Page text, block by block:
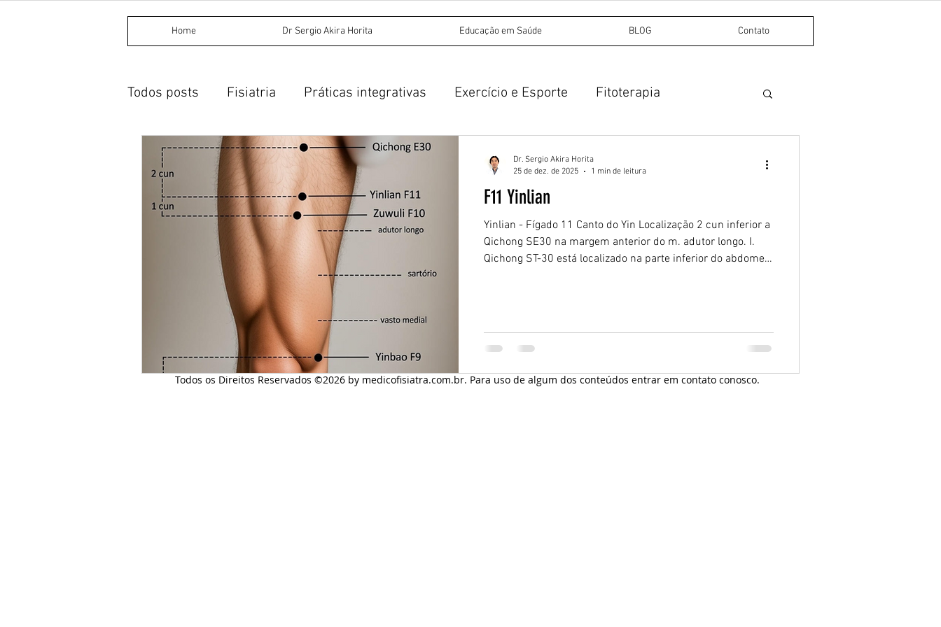
Home Dr Sergio Akira Horita Educação em Saúde BLOG Contato
Todos posts Fisiatria Práticas integrativas Exercício e Esporte Fitoterapia
Procedimentos invasivos Acupuntura Medicina Tradicional Chinesa
Dietética chinesa Acupuntura auricular F11 Yinlian
Yinlian - Fígado 11 Canto do Yin Localização 2 cun inferior a
Qichong SE30 na margem anterior do m. adutor longo. I.
Qichong ST-30 está localizado na parte inferior do abdome,
perpendicular ou oblíqua 0,5 a 1,5 cun. Ações Beneficia o
Dr. Sergio Akira Horita
25 de dez. de 2025
1 min de leitura
Todos os Direitos Reservados ©2026by medicofisiatra.com.br. Para uso de algum dos conteúdos entrar em contato conosco.